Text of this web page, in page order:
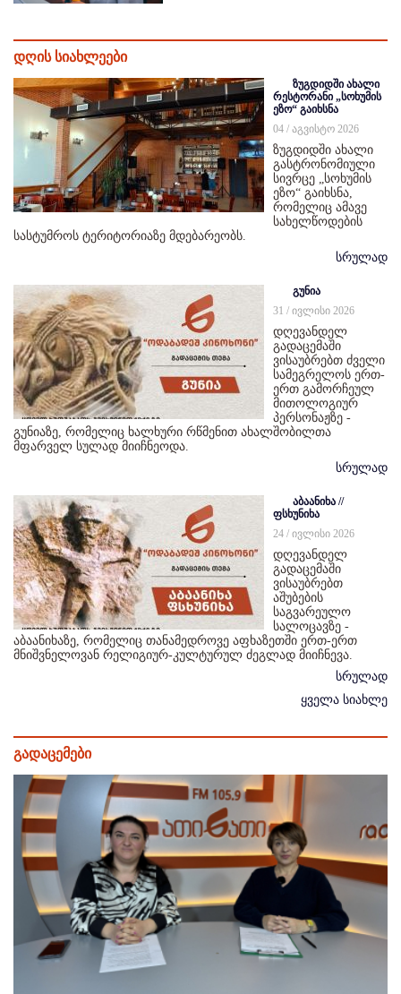
დღის სიახლეები
ზუგდიდში ახალი
რესტორანი „სოხუმის
ეზო“ გაიხსნა
04 / აგვისტო 2026
ზუგდიდში ახალი
გასტრონომიული
სივრცე „სოხუმის
ეზო“ გაიხსნა,
რომელიც ამავე
სახელწოდების
სასტუმროს ტერიტორიაზე მდებარეობს.
სრულად
გუნია
31 / ივლისი 2026
დღევანდელ
გადაცემაში
ვისაუბრებთ ძველი
სამეგრელოს ერთ-
ერთ გამორჩეულ
მითოლოგიურ
პერსონაჟზე -
გუნიაზე, რომელიც ხალხური რწმენით ახალშობილთა
მფარველ სულად მიიჩნეოდა.
სრულად
აბაანიხა //
ფსხუნიხა
24 / ივლისი 2026
დღევანდელ
გადაცემაში
ვისაუბრებთ
აშუბების
საგვარეულო
სალოცავზე -
აბაანიხაზე, რომელიც თანამედროვე აფხაზეთში ერთ-ერთ
მნიშვნელოვან რელიგიურ-კულტურულ ძეგლად მიიჩნევა.
სრულად
ყველა სიახლე
გადაცემები